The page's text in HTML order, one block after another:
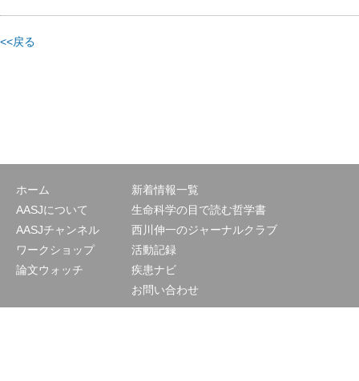
<<戻る
ホーム
AASJについて
AASJチャンネル
ワークショップ
論文ウォッチ
新着情報一覧
生命科学の目で読む哲学書
西川伸一のジャーナルクラブ
活動記録
疾患ナビ
お問い合わせ